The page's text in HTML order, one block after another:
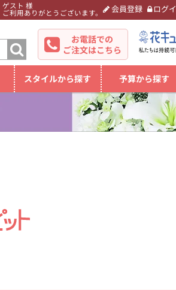
ゲスト 様
ご利用ありがとうございます。 会員登録 ログ
お電話での
ご注文はこちら
スタイルから探す 予算から探す